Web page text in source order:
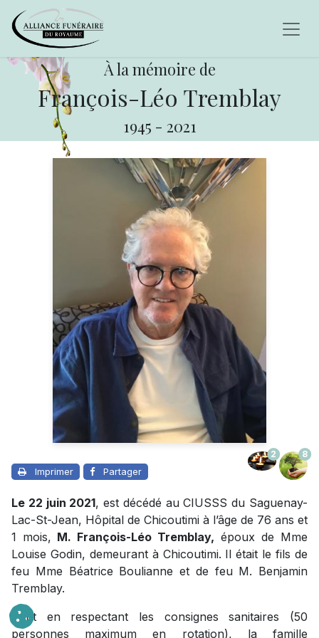
À la mémoire de
François-Léo Tremblay
1945 - 2021
Imprimer Partager
2 8
Le 22 juin 2021, est décédé au CIUSSS du Saguenay-
Lac-St-Jean, Hôpital de Chicoutimi à l’âge de 76 ans et
1 mois, M. François-Léo Tremblay, époux de Mme
Louise Godin, demeurant à Chicoutimi. Il était le fils de
feu Mme Béatrice Boulianne et de feu M. Benjamin
Tremblay.
Tout en respectant les consignes sanitaires (50
personnes maximum en rotation), la famille